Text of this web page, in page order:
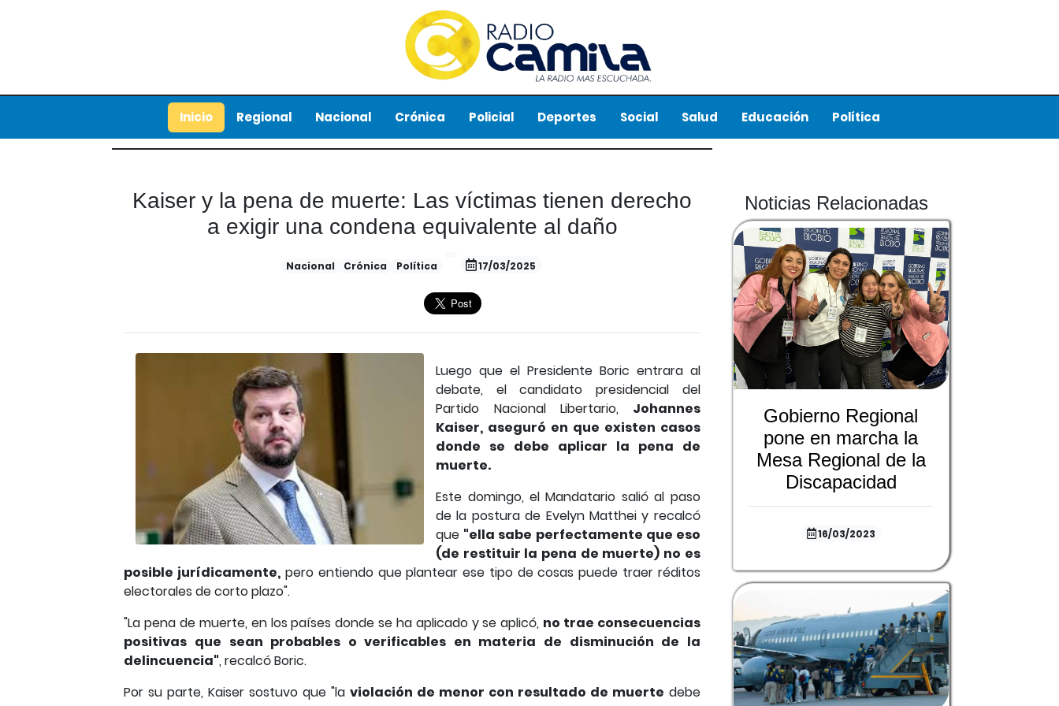
Inicio Regional Nacional Crónica Policial Deportes Social Salud Educación Política
Kaiser y la pena de muerte: Las víctimas tienen derecho
a exigir una condena equivalente al daño
Nacional Crónica Política 17/03/2025
Luego que el Presidente Boric entrara al
debate, el candidato presidencial del
Partido Nacional Libertario, Johannes
Kaiser, aseguró en que existen casos
donde se debe aplicar la pena de
muerte.
Este domingo, el Mandatario salió al paso
de la postura de Evelyn Matthei y recalcó
que "ella sabe perfectamente que eso
(de restituir la pena de muerte) no es
posible jurídicamente, pero entiendo que plantear ese tipo de cosas puede traer réditos
electorales de corto plazo".
"La pena de muerte, en los países donde se ha aplicado y se aplicó, no trae consecuencias
positivas que sean probables o verificables en materia de disminución de la
delincuencia", recalcó Boric.
Por su parte, Kaiser sostuvo que "laviolación de menor con resultado de muerte debe
Noticias Relacionadas
Gobierno Regional
pone en marcha la
Mesa Regional de la
Discapacidad
16/03/2023